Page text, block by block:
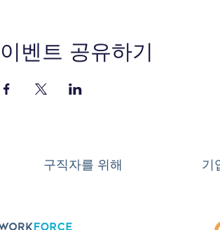
이벤트 공유하기
구직자를 위해 기